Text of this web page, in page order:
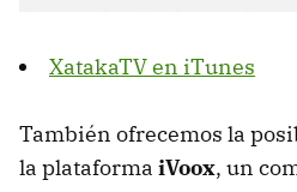
XatakaTV en iTunes
También ofrecemos la
la plataforma iVoox, un